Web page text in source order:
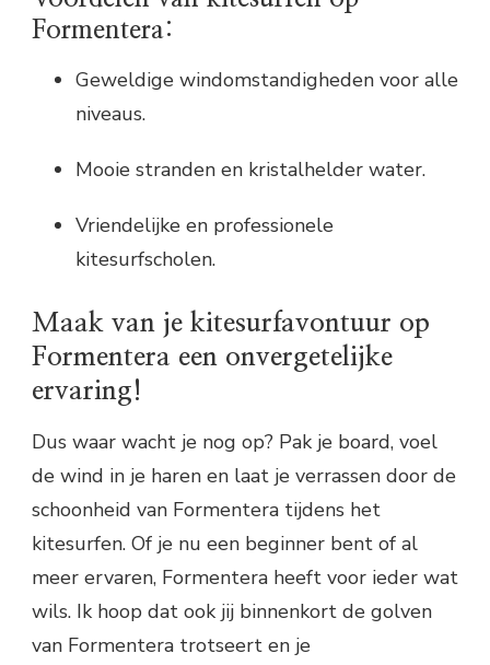
Formentera:
Geweldige windomstandigheden voor alle
niveaus.
Mooie stranden en kristalhelder water.
Vriendelijke en professionele
kitesurfscholen.
Maak van je kitesurfavontuur op
Formentera een onvergetelijke
ervaring!
Dus waar wacht je nog op? Pak je board, voel
de wind in je haren en laat je verrassen door de
schoonheid van Formentera tijdens het
kitesurfen. Of je nu een beginner bent of al
meer ervaren, Formentera heeft voor ieder wat
wils. Ik hoop dat ook jij binnenkort de golven
van Formentera trotseert en je